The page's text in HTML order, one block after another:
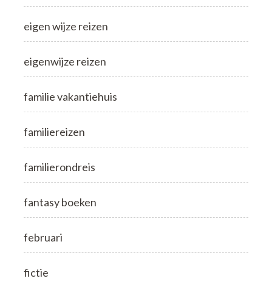
eigen wijze reizen
eigenwijze reizen
familie vakantiehuis
familiereizen
familierondreis
fantasy boeken
februari
fictie